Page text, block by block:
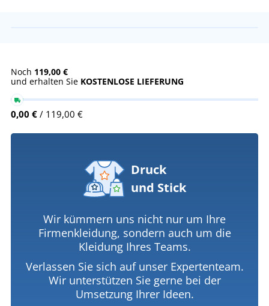
Noch 119,00 €
und erhalten Sie KOSTENLOSE LIEFERUNG
0,00 € / 119,00 €
Druck
und Stick
Wir kümmern uns nicht nur um Ihre
Firmenkleidung, sondern auch um die
Kleidung Ihres Teams.
Verlassen Sie sich auf unser Expertenteam.
Wir unterstützen Sie gerne bei der
Umsetzung Ihrer Ideen.